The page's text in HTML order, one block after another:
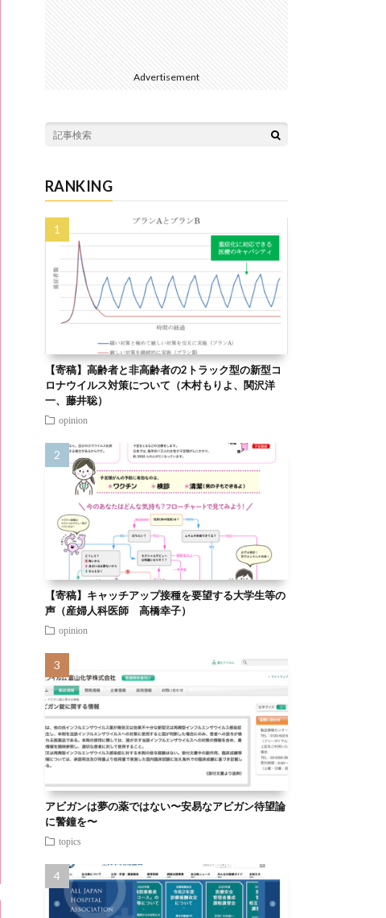
Advertisement
RANKING
【寄稿】高齢者と非高齢者の2トラック型の新型コ
ロナウイルス対策について（木村もりよ、関沢洋
一、藤井聡）
opinion
【寄稿】キャッチアップ接種を要望する大学生等の
声（産婦人科医師 高橋幸子）
opinion
アビガンは夢の薬ではない〜安易なアビガン待望論
に警鐘を〜
topics